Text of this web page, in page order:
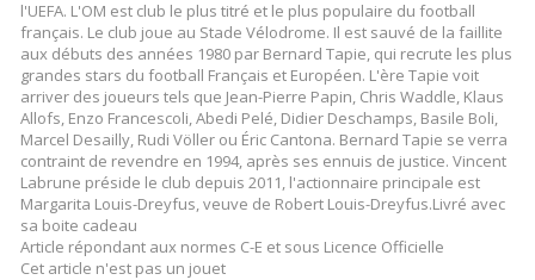
l'UEFA. L'OM est club le plus titré et le plus populaire du football
français. Le club joue au Stade Vélodrome. Il est sauvé de la faillite
aux débuts des années 1980 par Bernard Tapie, qui recrute les plus
grandes stars du football Français et Européen. L'ère Tapie voit
arriver des joueurs tels que Jean-Pierre Papin, Chris Waddle, Klaus
Allofs, Enzo Francescoli, Abedi Pelé, Didier Deschamps, Basile Boli,
Marcel Desailly, Rudi Völler ou Éric Cantona. Bernard Tapie se verra
contraint de revendre en 1994, après ses ennuis de justice. Vincent
Labrune préside le club depuis 2011, l'actionnaire principale est
Margarita Louis-Dreyfus, veuve de Robert Louis-Dreyfus.Livré avec
sa boite cadeau
Article répondant aux normes C-E et sous Licence Officielle
Cet article n'est pas un jouet